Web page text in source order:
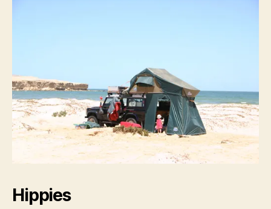
Hippies